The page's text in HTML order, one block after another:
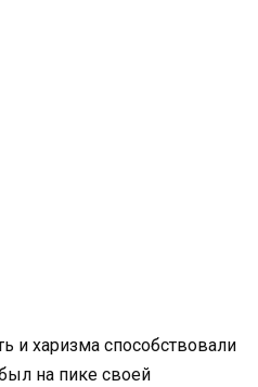
и харизма способствовали
на пике своей